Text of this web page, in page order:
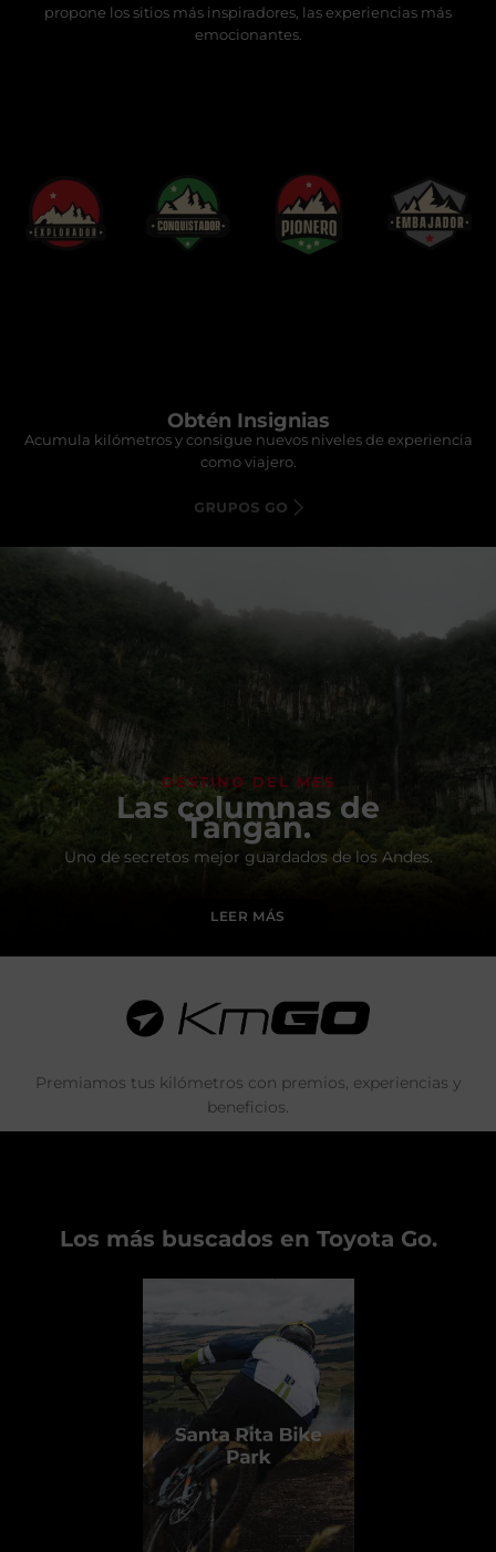
propone los sitios más inspiradores, las experiencias más
emocionantes.
Obtén Insignias
Acumula kilómetros y consigue nuevos niveles de experiencia
como viajero.
DESTINO DEL MES
Las columnas de
Tangán.
Uno de secretos mejor guardados de los Andes.
LEER MÁS
Premiamos tus kilómetros con premios, experiencias y
beneficios.
Los más buscados en Toyota Go.